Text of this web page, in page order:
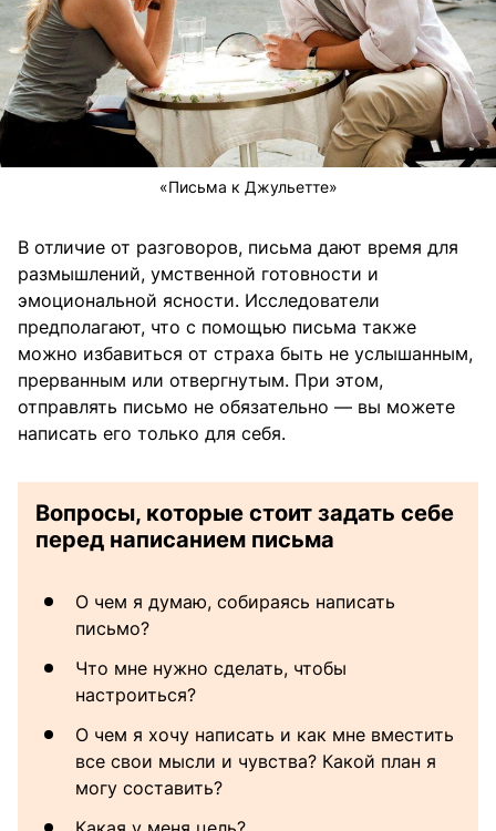
«Письма к Джульетте»
В отличие от разговоров, письма дают время для
размышлений, умственной готовности и
эмоциональной ясности. Исследователи
предполагают, что с помощью письма также
можно избавиться от страха быть не услышанным,
прерванным или отвергнутым. При этом,
отправлять письмо не обязательно — вы можете
написать его только для себя.
Вопросы, которые стоит задать себе
перед написанием письма
О чем я думаю, собираясь написать
письмо?
Что мне нужно сделать, чтобы
настроиться?
О чем я хочу написать и как мне вместить
все свои мысли и чувства? Какой план я
могу составить?